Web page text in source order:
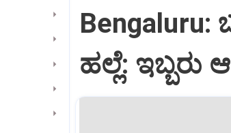
Bengaluru:
ಹಲ್ಲೆ: